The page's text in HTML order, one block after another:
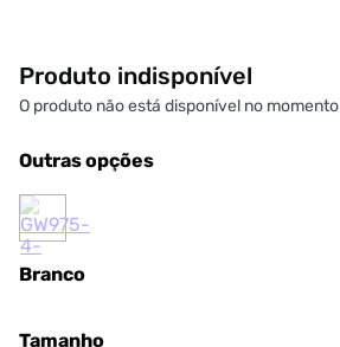
Produto indisponível
O produto não está disponível no momento
Outras opções
Branco
Tamanho